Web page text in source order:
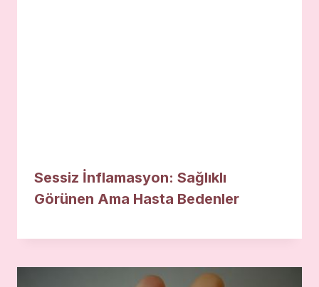
Sessiz İnflamasyon: Sağlıklı
Görünen Ama Hasta Bedenler